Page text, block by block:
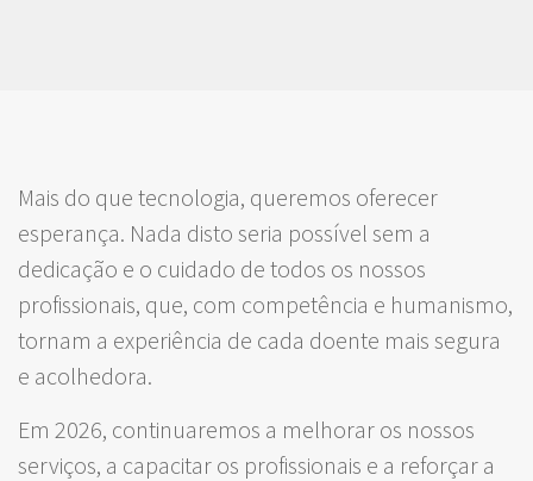
Mais do que tecnologia, queremos oferecer
esperança. Nada disto seria possível sem a
dedicação e o cuidado de todos os nossos
profissionais, que, com competência e humanismo,
tornam a experiência de cada doente mais segura
e acolhedora.
Em 2026, continuaremos a melhorar os nossos
serviços, a capacitar os profissionais e a reforçar a